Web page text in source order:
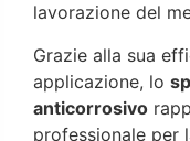
lavorazione del
Grazie alla sua
applicazione, lo
anticorrosivo
professionale per